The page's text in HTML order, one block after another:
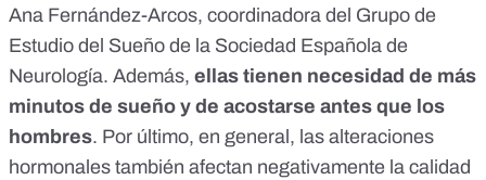
Ana Fernández-Arcos, coordinadora del Grupo de
Estudio del Sueño de la Sociedad Española de
Neurología. Además, ellas tienen necesidad de más
minutos de sueño y de acostarse antes que los
hombres. Por último, en general, las alteraciones
hormonales también afectan negativamente la calidad